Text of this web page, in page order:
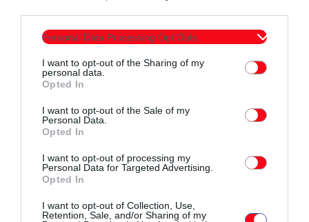
Personal Data Processing Opt Outs
I want to opt-out of the Sharing of my
personal data.
Opted In
I want to opt-out of the Sale of my
Personal Data.
Opted In
I want to opt-out of processing my
Personal Data for Targeted Advertising.
Opted In
I want to opt-out of Collection, Use,
Retention, Sale, and/or Sharing of my